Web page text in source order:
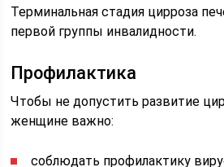
Терминальная стадия цирроза
первой группы инвалидности.
Профилактика
Чтобы не допустить развитие
женщине важно:
соблюдать профилактику